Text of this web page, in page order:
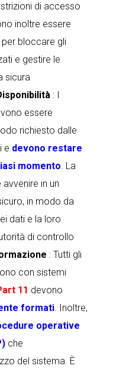
di accesso
inoltre essere
bloccare gli
e gestire le
sicura
: I
essere
richiesto dalle
e devono restare
momento. La
in un
in modo da
dati e la loro
di controllo
: Tutti gli
con sistemi
11 devono
formati. Inoltre,
operative
che
del sistema. È